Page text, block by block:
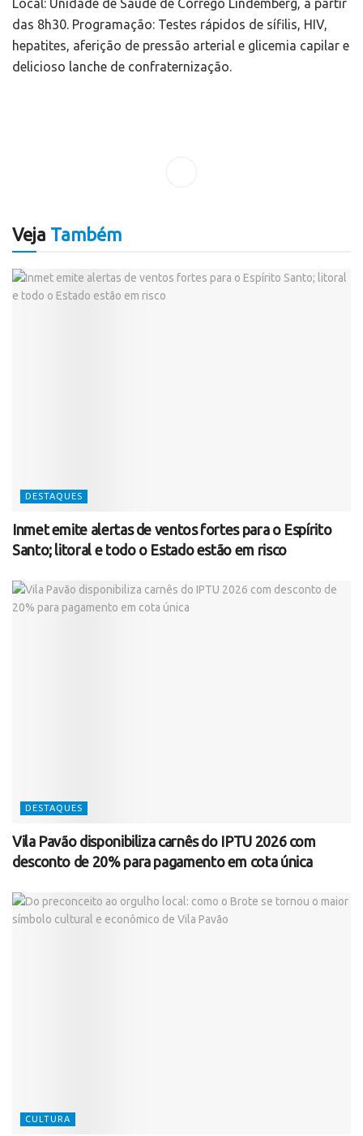
Local: Unidade de Saúde de Córrego Lindemberg, a partir
das 8h30. Programação: Testes rápidos de sífilis, HIV,
hepatites, aferição de pressão arterial e glicemia capilar e
delicioso lanche de confraternização.
Veja Também
DESTAQUES
Inmet emite alertas de ventos fortes para o Espírito
Santo; litoral e todo o Estado estão em risco
DESTAQUES
Vila Pavão disponibiliza carnês do IPTU 2026 com
desconto de 20% para pagamento em cota única
CULTURA